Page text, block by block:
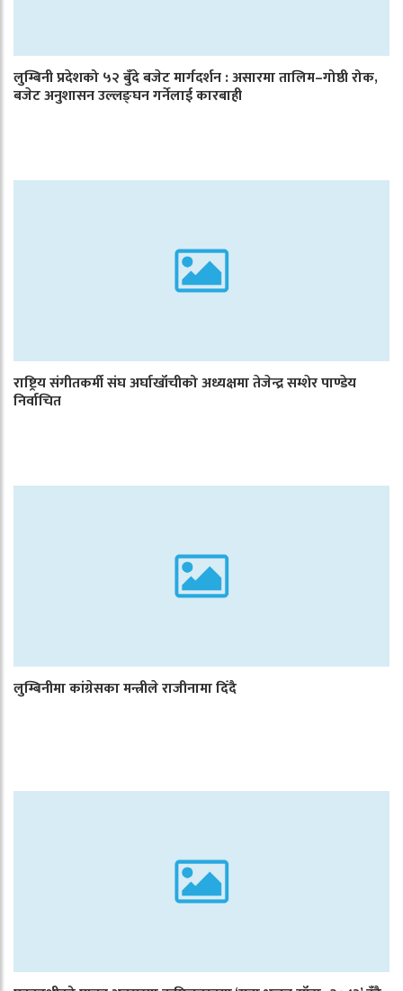
लुम्बिनी प्रदेशको ५२ बुँदे बजेट मार्गदर्शन : असारमा तालिम–गोष्ठी रोक,
बजेट अनुशासन उल्लङ्घन गर्नेलाई कारबाही
राष्ट्रिय संगीतकर्मी संघ अर्घाखाँचीको अध्यक्षमा तेजेन्द्र सम्शेर पाण्डेय
निर्वाचित
लुम्बिनीमा कांग्रेसका मन्त्रीले राजीनामा दिँदै